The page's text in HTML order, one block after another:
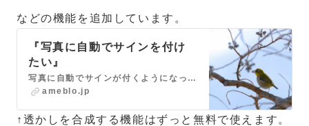
などの機能を追加しています。
『写真に自動でサインを付け
たい』
写真に自動でサインが付くようになってほしいです。というご要望を、7月に実施したアンケートで頂いていましたので、amecareの画像アップローダーで対応してみま…
ameblo.jp
↑透かしを合成する機能はずっと無料で使えます。